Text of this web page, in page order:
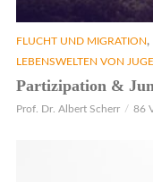
FLUCHT UND MIGRATION ,
LEBENSWELTEN VON
Partizipation &
Prof. Dr. Albert Scherr 86